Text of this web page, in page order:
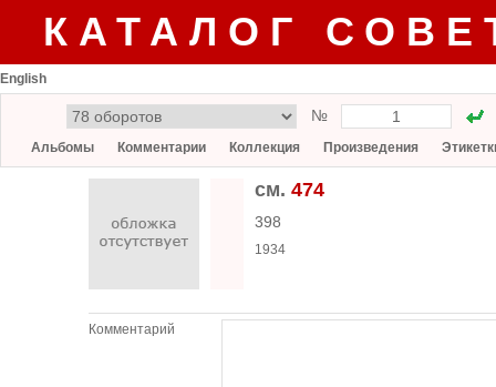
КАТАЛОГ
English
№
Альбомы Комментарии Коллекция Произведения
см. 474
398
1934
Комментарий